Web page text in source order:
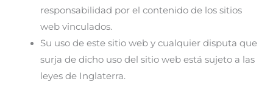
responsabilidad por el contenido de los sitios
web vinculados.
Su uso de este sitio web y cualquier disputa que
surja de dicho uso del sitio web está sujeto a las
leyes de Inglaterra.